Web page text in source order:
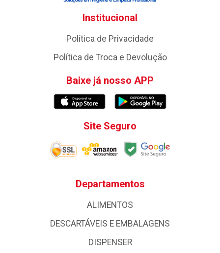
Institucional
Política de Privacidade
Política de Troca e Devolução
Baixe já nosso APP
Site Seguro
Departamentos
ALIMENTOS
DESCARTÁVEIS E EMBALAGENS
DISPENSER